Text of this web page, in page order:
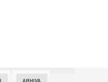
ARHIVA